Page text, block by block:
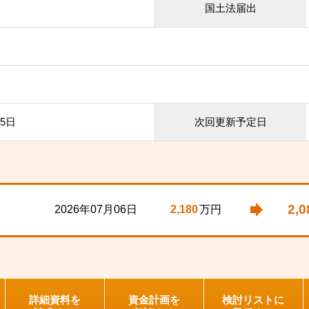
国土法届出
日 次回更新予定日
2026年07月06日 2,180万円
詳細資料を
資金計画を
検討リストに